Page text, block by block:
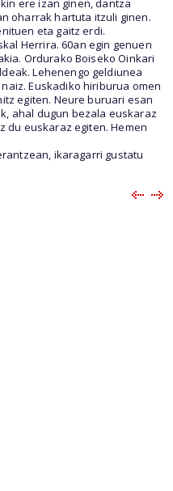
ere izan ginen, dantza
oharrak hartuta itzuli ginen.
eta gaitz erdi.
Herrira. 60an egin genuen
Ordurako Boiseko Oinkari
Lehenengo geldiunea
Euskadiko hiriburua omen
egiten. Neure buruari esan
ahal dugun bezala euskaraz
du euskaraz egiten. Hemen
ikaragarri gustatu